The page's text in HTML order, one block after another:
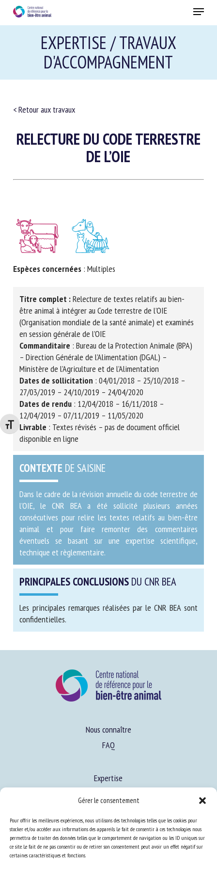
Gérer le consentement
Pour offrir les meilleures expériences, nous utilisons des technologies telles que les cookies pour
stocker et/ou accéder aux informations des appareils. Le fait de consentir à ces technologies nous
permettra de traiter des données telles que le comportement de navigation ou les ID uniques sur
ce site. Le fait de ne pas consentir ou de retirer son consentement peut avoir un effet négatif sur
certaines caractéristiques et fonctions.
Changer la taille de la police
main
Menu
EXPERTISE / TRAVAUX
D'ACCOMPAGNEMENT
< Retour aux travaux
RELECTURE DU CODE TERRESTRE
DE L’OIE
Espèces concernées: Multiples
Titre complet :Relecture de textes relatifs au bien-
être animal à intégrer au Code terrestre de l’OIE
(Organisation mondiale de la santé animale) et examinés
en session générale de l’OIE
Commanditaire : Bureau de la Protection Animale (BPA)
– Direction Générale de l’Alimentation (DGAL) –
Ministère de l’Agriculture et de l’Alimentation
Dates de sollicitation : 04/01/2018 – 25/10/2018 –
27/03/2019 – 24/10/2019 – 24/04/2020
Dates de rendu : 12/04/2018 – 16/11/2018 –
12/04/2019 – 07/11/2019 – 11/05/2020
Livrable : Textes révisés – pas de document officiel
disponible en ligne
CONTEXTE DE SAISINE
Dans le cadre de la révision annuelle du code terrestre de
l’OIE, le CNR BEA a été sollicité plusieurs années
consécutives pour relire les textes relatifs au bien-être
animal et pour faire remonter des commentaires
éventuels se basant sur une expertise scientifique,
technique et règlementaire.
PRINCIPALES CONCLUSIONS DU CNR BEA
Les principales remarques réalisées par le CNR BEA sont
confidentielles.
Nous connaître
FAQ
Expertise
Ressources